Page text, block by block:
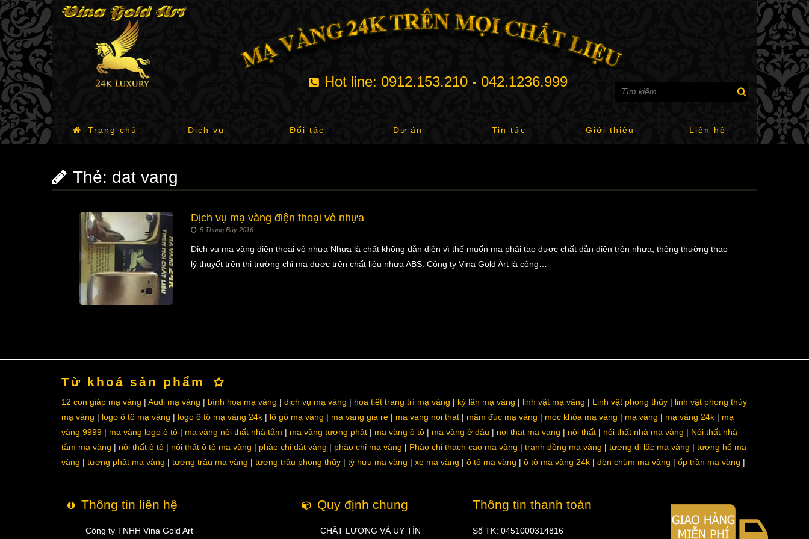
Hot line: 0912.153.210 - 042.1236.999
Trang chủ Dịch vụ Đối tác Dự án Tin tức Giới thiệu Liên hệ
Thẻ: dat vang
Dịch vụ mạ vàng điện thoại vỏ nhựa
5 Tháng Bảy 2016
Dịch vụ mạ vàng điện thoại vỏ nhựa Nhựa là chất không dẫn điện vì thế muốn mạ phải tạo được chất dẫn điện trên nhựa, thông thường thao
lý thuyết trên thị trường chỉ mạ được trên chất liệu nhựa ABS. Công ty Vina Gold Art là công…
Từ khoá sản phẩm
12 con giáp mạ vàng Audi mạ vàng bình hoa mạ vàng dịch vụ mạ vàng họa tiết trang trí mạ vàng kỳ lân mạ vàng linh vật mạ vàng Linh vật phong thủy
linh vật phong thủy
mạ vàng
logo ô tô mạ vàng logo ô tô mạ vàng 24k lô gô mạ vàng ma vang gia re ma vang noi that mâm đúc mạ vàng móc khóa mạ vàng mạ vàng mạ vàng 24k
mạ
vàng 9999
mạ vàng logo ô tô mạ vàng nội thất nhà tắm mạ vàng tượng phật mạ vàng ô tô mạ vàng ở đâu noi that ma vang nội thất nội thất nhà mạ vàng
Nội thất nhà
tắm mạ vàng
nội thất ô tô nội thất ô tô mạ vàng phào chỉ dát vàng phào chỉ mạ vàng Phào chỉ thạch cao mạ vàng tranh đồng mạ vàng tượng di lặc mạ vàng
tượng hổ mạ
vàng
tượng phật mạ vàng tượng trâu mạ vàng tượng trâu phong thủy tỳ hưu mạ vàng xe mạ vàng ô tô mạ vàng ô tô mạ vàng 24k đèn chùm mạ vàng ốp trần mạ vàng
Thông tin liên hệ
Công ty TNHH Vina Gold Art
Quy định chung
CHẤT LƯỢNG VÀ UY TÍN
Thông tin thanh toán
Số TK: 0451000314816